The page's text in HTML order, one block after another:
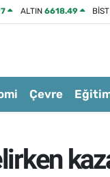
ALTIN 6618.49
Çevre